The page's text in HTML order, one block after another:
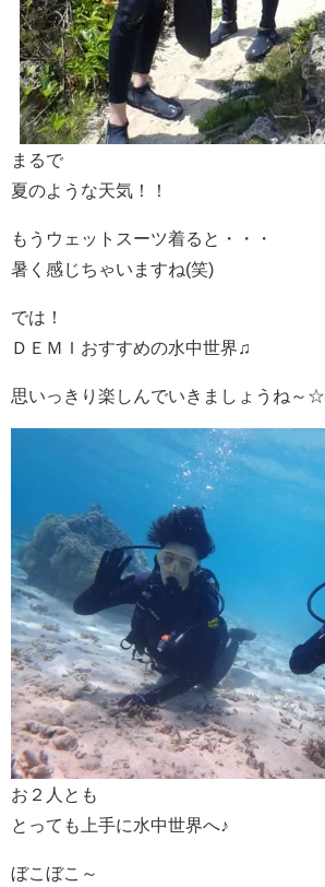
まるで
夏のような天気！！
もうウェットスーツ着ると・・・
暑く感じちゃいますね(笑)
では！
ＤＥＭＩおすすめの水中世界♫
思いっきり楽しんでいきましょうね～☆
お２人とも
とっても上手に水中世界へ♪
ぼこぼこ～